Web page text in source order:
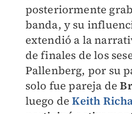
posteriormente
banda, y su
extendió a la
de finales de los
Pallenberg, por su
solo fue pareja de
luego deKeith